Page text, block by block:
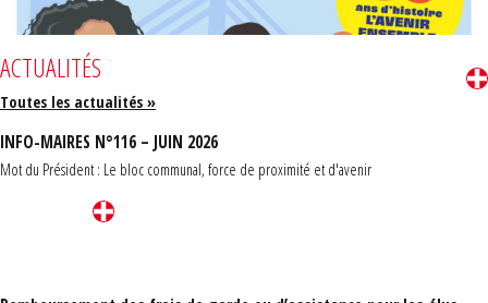
ACTUALITÉS
Toutes les actualités »
INFO-MAIRES N°116 – JUIN 2026
Mot du Président : Le bloc communal, force de proximité et d'avenir